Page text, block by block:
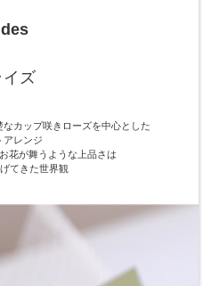
イズ
カップ咲きローズを中心とした
アレンジ
花が舞うような上品さは
てきた世界観